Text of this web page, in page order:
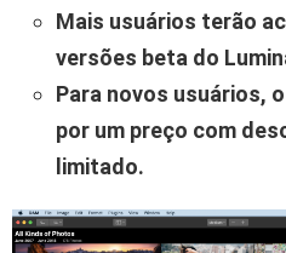
Mais usuários terão
versões beta do
Para novos usuários,
por um preço com
limitado.